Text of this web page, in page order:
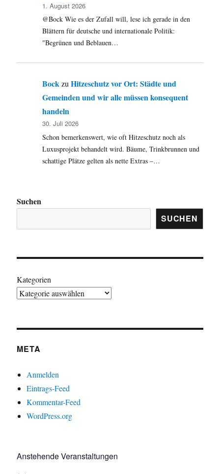
1. August 2026
@Bock Wie es der Zufall will, lese ich gerade in den
Blättern für deutsche und internationale Politik:
"Begrünen und Beblauen…
BockzuHitzeschutz vor Ort: Städte und
Gemeinden und wir alle müssen konsequent
handeln
30. Juli 2026
Schon bemerkenswert, wie oft Hitzeschutz noch als
Luxusprojekt behandelt wird. Bäume, Trinkbrunnen und
schattige Plätze gelten als nette Extras –…
Suchen
SUCHEN
Kategorien
META
Anmelden
Eintrags-Feed
Kommentar-Feed
WordPress.org
Anstehende Veranstaltungen